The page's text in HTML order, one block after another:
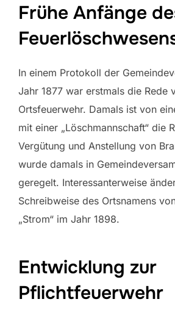
Frühe Anfänge
In einem Protokoll der
Jahr 1877 war erstmals die Rede
Ortsfeuerwehr. Damals ist von
mit einer „Löschmannschaft“ die
Vergütung und Anstellung von
wurde damals in
geregelt. Interessanterweise
Schreibweise des Ortsnamens
„Strom“ im Jahr 1898.
Entwicklung zur
Pflichtfeuerwehr